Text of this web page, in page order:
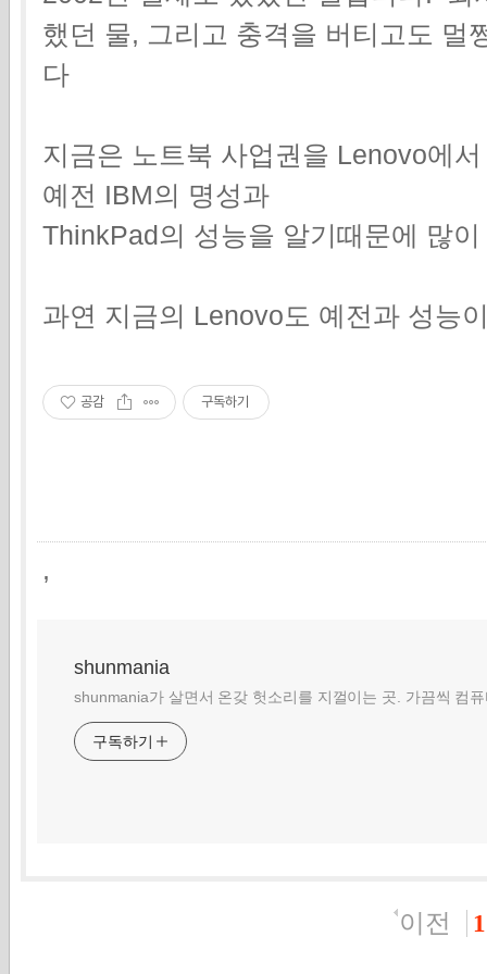
했던 물, 그리고 충격을 버티고도 멀
다
지금은 노트북 사업권을 Lenovo에
예전 IBM의 명성과
ThinkPad의 성능을 알기때문에 많
과연 지금의 Lenovo도 예전과 성능
공감 구독하기
,
shunmania
shunmania가 살면서 온갖 헛소리를 지껄이는 곳. 가끔씩 컴
구독하기
이전 1